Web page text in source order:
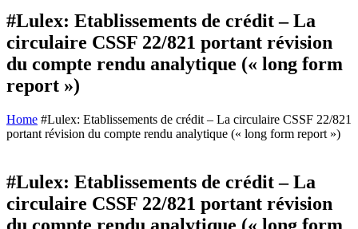
#Lulex: Etablissements de crédit – La
circulaire CSSF 22/821 portant révision
du compte rendu analytique (« long form
report »)
Home #Lulex: Etablissements de crédit – La circulaire CSSF 22/821
portant révision du compte rendu analytique (« long form report »)
#Lulex: Etablissements de crédit – La
circulaire CSSF 22/821 portant révision
du compte rendu analytique (« long form